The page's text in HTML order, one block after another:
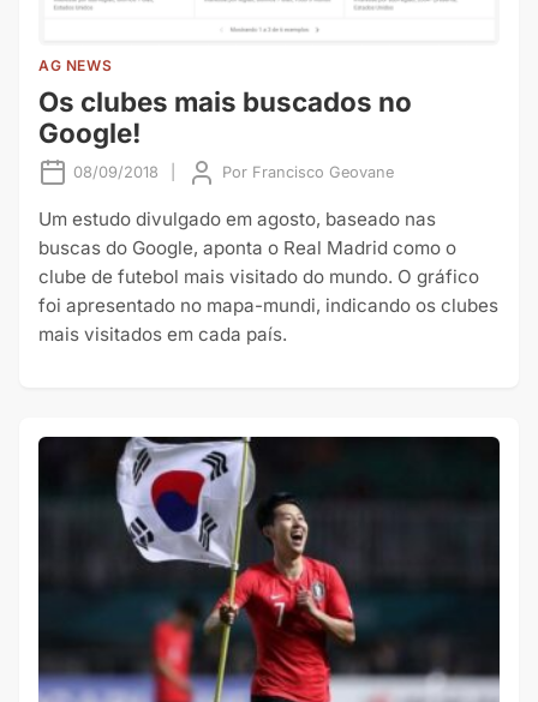
AG NEWS
Os clubes mais buscados no
Google!
08/09/2018 Por Francisco Geovane
Um estudo divulgado em agosto, baseado nas
buscas do Google, aponta o Real Madrid como o
clube de futebol mais visitado do mundo. O gráfico
foi apresentado no mapa-mundi, indicando os clubes
mais visitados em cada país.